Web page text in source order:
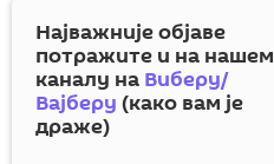
Најважније објаве
потражите и на нашем
каналу на Виберу/
Вајберу (како вам је
драже)